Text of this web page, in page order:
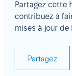
Partagez cette
contribuez à
mises à jour de
Partagez